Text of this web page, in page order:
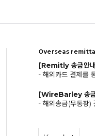
Overseas
[Remitly 송금안
- 해외카드 결제를
[WireBarley 송
- 해외송금(무통장)